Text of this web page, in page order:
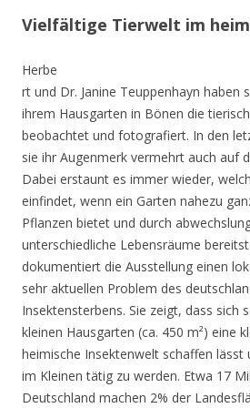
Vielfältige Tierwelt im
Herbe
rt und Dr. Janine Teuppenhayn haben
ihrem Hausgarten in Bönen die
beobachtet und fotografiert. In den
sie ihr Augenmerk vermehrt auch auf
Dabei erstaunt es immer wieder,
einfindet, wenn ein Garten nahezu
Pflanzen bietet und durch
unterschiedliche Lebensräume
dokumentiert die Ausstellung einen
sehr aktuellen Problem des
Insektensterbens. Sie zeigt, dass sich
kleinen Hausgarten (ca. 450 m²) eine
heimische Insektenwelt schaffen lässt
im Kleinen tätig zu werden. Etwa 17
Deutschland machen 2% der